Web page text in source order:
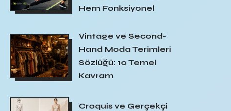
Hem Fonksiyonel
Vintage ve Second-
Hand Moda Terimleri
Sözlüğü: 10 Temel
Kavram
Croquis ve Gerçekçi